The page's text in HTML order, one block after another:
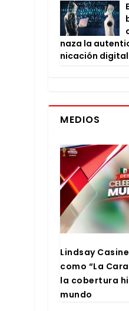
na­za la
ni­ca­ción digi­tal
MEDIOS
Lind­say
como “La
la cober­tu­ra
mun­do